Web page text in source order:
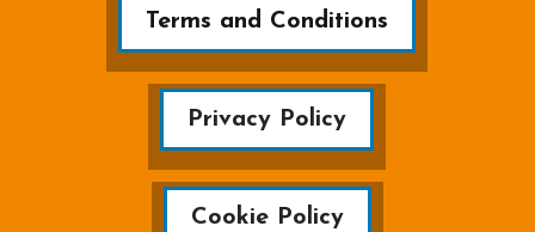
Terms and Conditions
Privacy Policy
Cookie Policy